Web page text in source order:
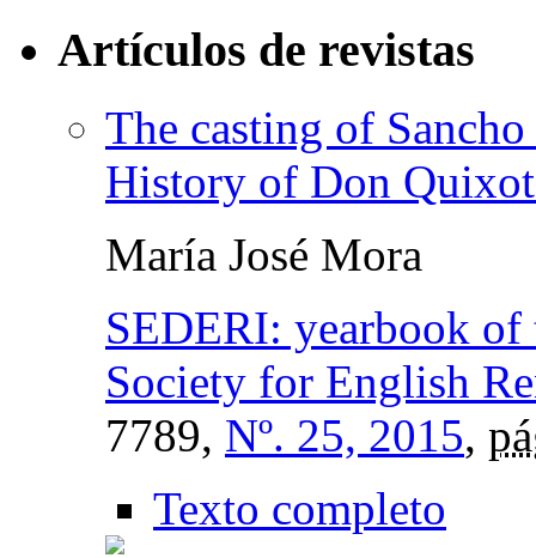
Artículos de revistas
The casting of
History of Don
María José Mora
SEDERI: yearbook of
Society for English
7789, Nº. 25, 2015,
Texto completo